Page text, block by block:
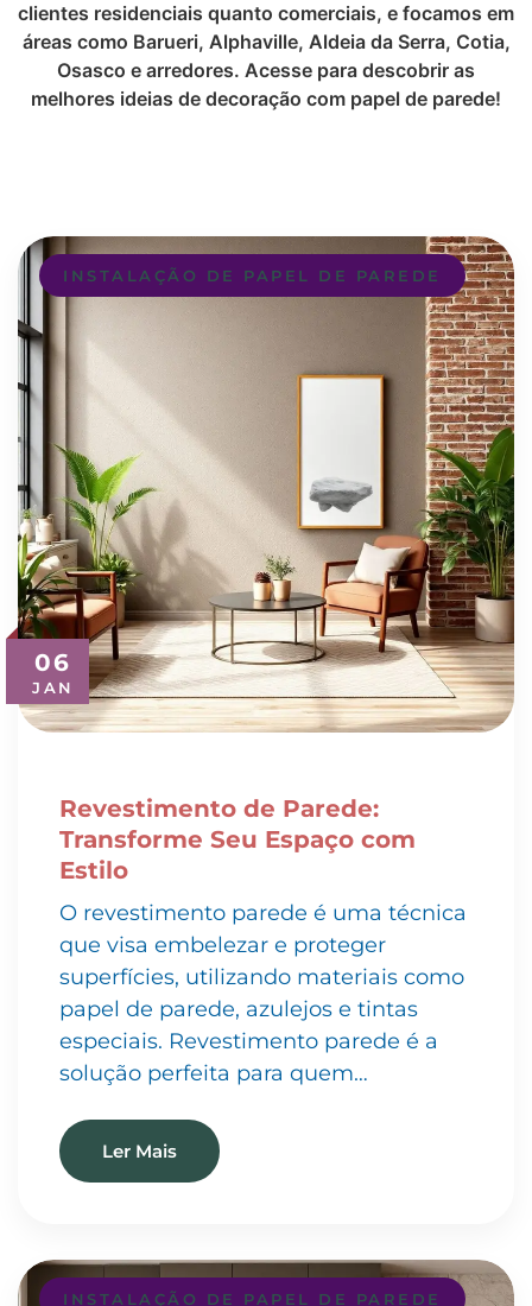
clientes residenciais quanto comerciais, e focamos em
áreas como Barueri, Alphaville, Aldeia da Serra, Cotia,
Osasco e arredores. Acesse para descobrir as
melhores ideias de decoração com papel de parede!
06
JAN
INSTALAÇÃO DE PAPEL DE PAREDE
Revestimento de Parede:
Transforme Seu Espaço com
Estilo
O revestimento parede é uma técnica
que visa embelezar e proteger
superfícies, utilizando materiais como
papel de parede, azulejos e tintas
especiais. Revestimento parede é a
solução perfeita para quem…
Ler Mais
INSTALAÇÃO DE PAPEL DE PAREDE